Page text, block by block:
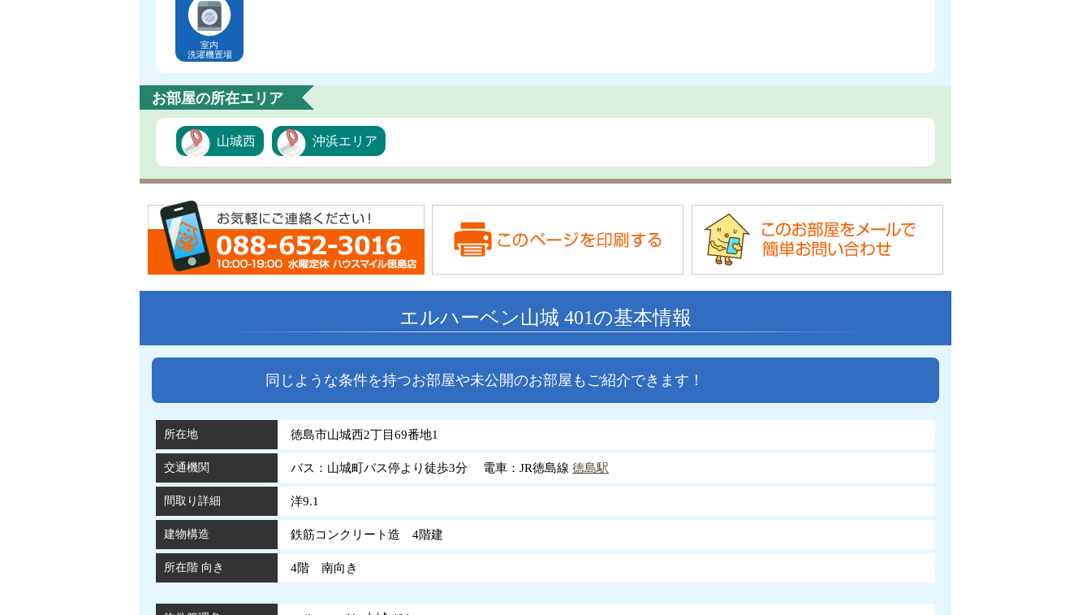
室内
洗濯機置場
お部屋の所在エリア
山城西 沖浜エリア
エルハーベン山城 401の基本情報
同じような条件を持つお部屋や未公開のお部屋もご紹介できます！
所在地 徳島市山城西2丁目69番地1
交通機関 バス：山城町バス停より徒歩3分 電車：JR徳島線 徳島駅
間取り詳細 洋9.1
建物構造 鉄筋コンクリート造 4階建
所在階 向き 4階 南向き